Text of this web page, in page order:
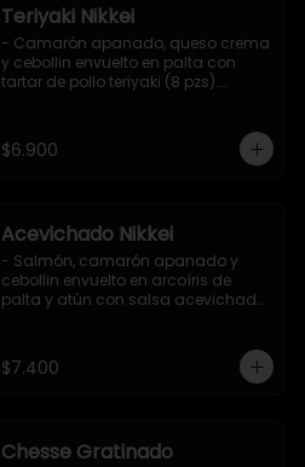
Teriyaki Nikkei
- Camarón apanado, queso crema
y cebollin envuelto en palta con
tartar de pollo teriyaki (8 pzs).
$6.900
Acevichado Nikkei
- Salmón, camarón apanado y
cebollin envuelto en arcoíris de
palta y atún con salsa acevichada,
$7.400
Chesse Gratinado